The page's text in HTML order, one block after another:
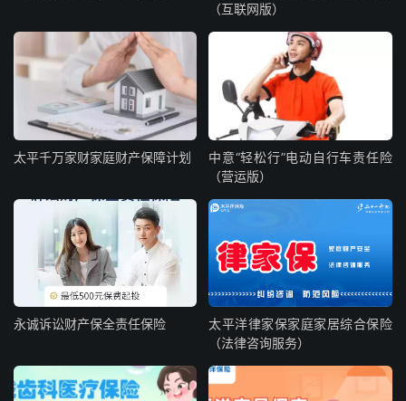
（互联网版）
太平千万家财家庭财产保障计划
中意“轻松行”电动自行车责任险
（营运版）
永诚诉讼财产保全责任保险
太平洋律家保家庭家居综合保险
（法律咨询服务）